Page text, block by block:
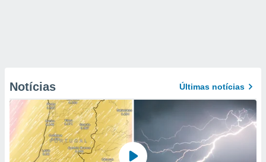
Notícias Últimas notícias